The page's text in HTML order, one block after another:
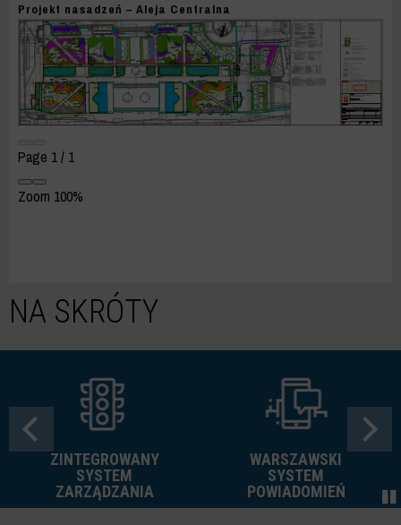
Projekt nasadzeń – Aleja Centralna
Page 1/ 1
Zoom 100%
NA SKRÓTY
ZINTEGROWANY
SYSTEM
ZARZĄDZANIA
WARSZAWSKI
SYSTEM
POWIADOMIEŃ